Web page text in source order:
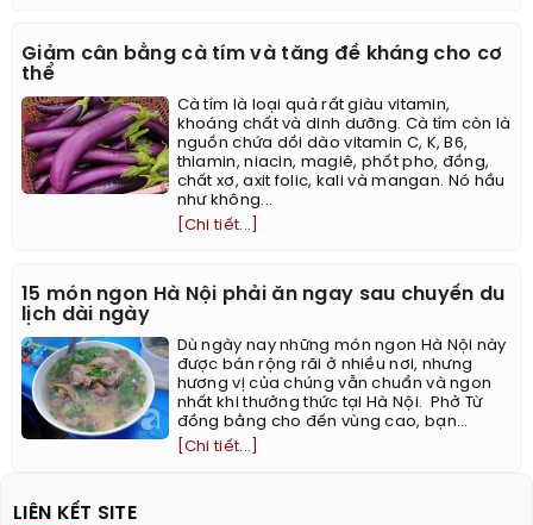
Giảm cân bằng cà tím và tăng đề kháng cho cơ
thể
Cà tím là loại quả rất giàu vitamin,
khoáng chất và dinh dưỡng. Cà tím còn là
nguồn chứa dồi dào vitamin C, K, B6,
thiamin, niacin, magiê, phốt pho, đồng,
chất xơ, axit folic, kali và mangan. Nó hầu
như không...
[Chi tiết...]
15 món ngon Hà Nội phải ăn ngay sau chuyến du
lịch dài ngày
Dù ngày nay những món ngon Hà Nội này
được bán rộng rãi ở nhiều nơi, nhưng
hương vị của chúng vẫn chuẩn và ngon
nhất khi thưởng thức tại Hà Nội. ​ Phở Từ
đồng bằng cho đến vùng cao, bạn...
[Chi tiết...]
LIÊN KẾT SITE